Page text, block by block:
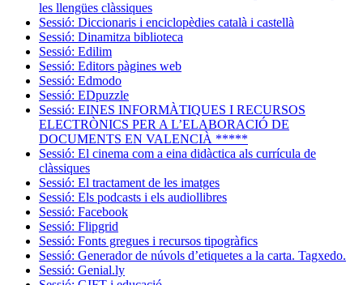
les llengües clàssiques
Sessió: Diccionaris i enciclopèdies català i castellà
Sessió: Dinamitza biblioteca
Sessió: Edilim
Sessió: Editors pàgines web
Sessió: Edmodo
Sessió: EDpuzzle
Sessió: EINES INFORMÀTIQUES I RECURSOS
ELECTRÒNICS PER A L’ELABORACIÓ DE
DOCUMENTS EN VALENCIÀ *****
Sessió: El cinema com a eina didàctica als currícula de
clàssiques
Sessió: El tractament de les imatges
Sessió: Els podcasts i els audiollibres
Sessió: Facebook
Sessió: Flipgrid
Sessió: Fonts gregues i recursos tipogràfics
Sessió: Generador de núvols d’etiquetes a la carta. Tagxedo.
Sessió: Genial.ly